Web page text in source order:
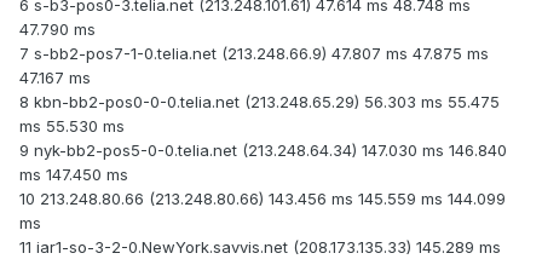
6 s-b3-pos0-3.telia.net (213.248.101.61) 47.614 ms 48.748 ms
47.790 ms
7 s-bb2-pos7-1-0.telia.net (213.248.66.9) 47.807 ms 47.875 ms
47.167 ms
8 kbn-bb2-pos0-0-0.telia.net (213.248.65.29) 56.303 ms 55.475
ms 55.530 ms
9 nyk-bb2-pos5-0-0.telia.net (213.248.64.34) 147.030 ms 146.840
ms 147.450 ms
10 213.248.80.66 (213.248.80.66) 143.456 ms 145.559 ms 144.099
ms
11 iar1-so-3-2-0.NewYork.savvis.net (208.173.135.33) 145.289 ms